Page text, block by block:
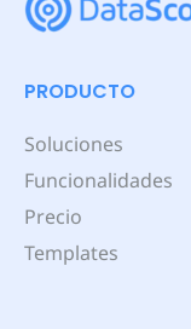
PRODUCTO
Soluciones
Funcionalidades
Precio
Templates